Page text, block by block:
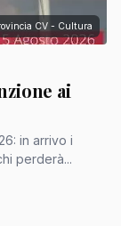
CV - Cultura
ai
in arrivo i
perderà...